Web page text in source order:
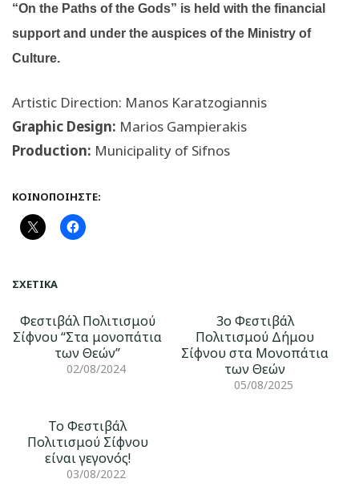
“On the Paths of the Gods” is held with the financial
support and under the auspices of the Ministry of
Culture.
Artistic Direction: Manos Karatzogiannis
Graphic Design: Marios Gampierakis
Production: Municipality of Sifnos
ΚΟΙΝΟΠΟΙΉΣΤΕ:
ΣΧΕΤΙΚΆ
Φεστιβάλ Πολιτισμού
Σίφνου “Στα μονοπάτια
των Θεών”
02/08/2024
3o Φεστιβάλ
Πολιτισμού Δήμου
Σίφνου στα Μονοπάτια
των Θεών
05/08/2025
Το Φεστιβάλ
Πολιτισμού Σίφνου
είναι γεγονός!
03/08/2022